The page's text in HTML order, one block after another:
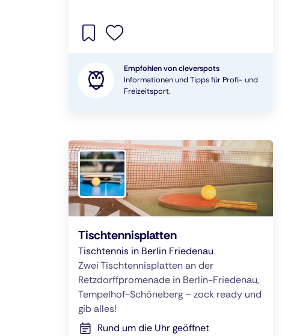
Empfohlen von cleverspots
Informationen und Tipps für Profi- und
Freizeitsport.
Tischtennisplatten
Tischtennis in Berlin Friedenau
Zwei Tischtennisplatten an der
Retzdorffpromenade in Berlin-Friedenau,
Tempelhof-Schöneberg – zock ready und
gib alles!
Rund um die Uhr geöffnet